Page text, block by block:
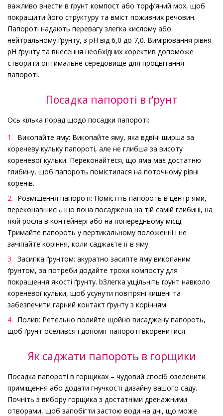
важливо внести в ґрунт компост або торф’яний мох, щоб
покращити його структуру та вміст поживних речовин.
Папороті надають перевагу злегка кислому або
нейтральному ґрунту, з pH від 6,0 до 7,0. Вимірювання рівня
рН ґрунту та внесення необхідних коректив допоможе
створити оптимальне середовище для процвітання
папороті.
Посадка папороті в ґрунт
Ось кілька порад щодо посадки папороті:
Викопайте яму: Викопайте яму, яка вдвічі ширша за
кореневу кульку папороті, але не глибша за висоту
кореневої кульки. Переконайтеся, що яма має достатню
глибину, щоб папороть помістилася на поточному рівні
коренів.
Розміщення папороті: Помістіть папороть в центр ями,
переконавшись, що вона посаджена на тій самій глибині, на
якій росла в контейнері або на попередньому місці.
Тримайте папороть у вертикальному положенні і не
зачіпайте коріння, коли саджаєте її в яму.
Засипка ґрунтом: акуратно засипте яму викопаним
ґрунтом, за потреби додайте трохи компосту для
покращення якості ґрунту. bЗлегка ущільніть ґрунт навколо
кореневої кульки, щоб усунути повітряні кишені та
забезпечити гарний контакт ґрунту з корінням.
Полив: Ретельно полийте щойно висаджену папороть,
щоб ґрунт оселився і допоміг папороті вкоренитися.
Як саджати папороть в горщики
Посадка папороті в горщиках – чудовий спосіб озеленити
приміщення або додати гнучкості дизайну вашого саду.
Почніть з вибору горщика з достатніми дренажними
отворами, щоб запобігти застою води на дні, що може